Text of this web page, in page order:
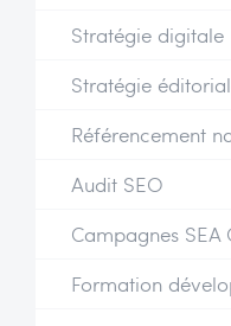
Stratégie digitale
Stratégie
Référencement
Audit SEO
Campagnes SEA
Formation